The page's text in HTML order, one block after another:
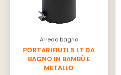
Arredo bagno
PORTARIFIUTI 5 LT DA
BAGNO IN BAMBÙ E
METALLO